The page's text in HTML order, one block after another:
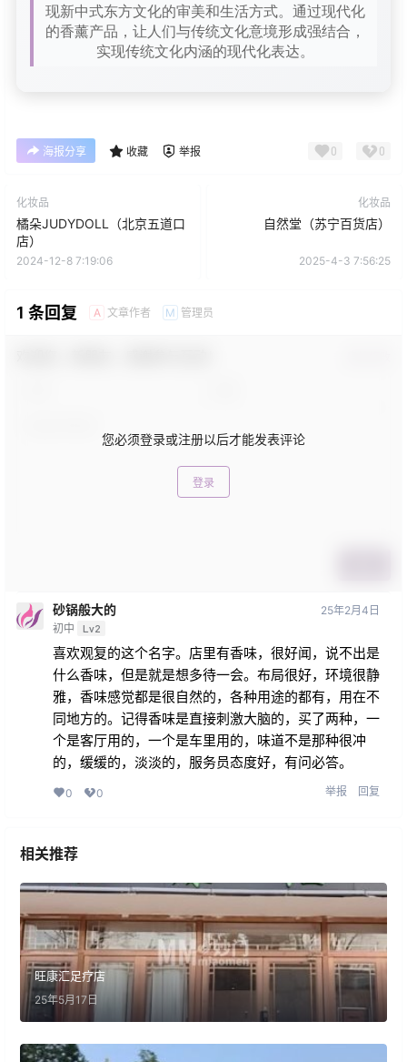
现新中式东方文化的审美和生活方式。通过现代化
的香薰产品，让人们与传统文化意境形成强结合，
实现传统文化内涵的现代化表达。
海报分享 收藏 举报 0 0
化妆品
橘朵JUDYDOLL（北京五道口
店）
2024-12-8 7:19:06
化妆品
自然堂（苏宁百货店）
2025-4-3 7:56:25
1 条回复 A 文章作者 M 管理员
您必须登录或注册以后才能发表评论
登录
砂锅般大的
初中 Lv2
25年2月4日
喜欢观复的这个名字。店里有香味，很好闻，说不出是
什么香味，但是就是想多待一会。布局很好，环境很静
雅，香味感觉都是很自然的，各种用途的都有，用在不
同地方的。记得香味是直接刺激大脑的，买了两种，一
个是客厅用的，一个是车里用的，味道不是那种很冲
的，缓缓的，淡淡的，服务员态度好，有问必答。
0 0 举报 回复
相关推荐
旺康汇足疗店
25年5月17日